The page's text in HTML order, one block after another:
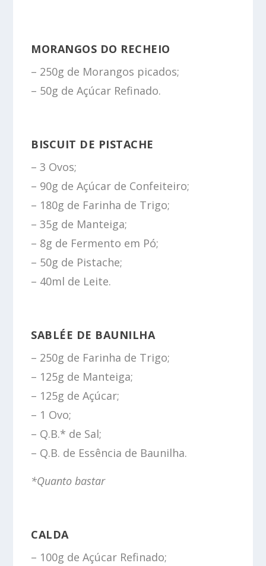
MORANGOS DO RECHEIO
– 250g de Morangos picados;
– 50g de Açúcar Refinado.
BISCUIT DE PISTACHE
– 3 Ovos;
– 90g de Açúcar de Confeiteiro;
– 180g de Farinha de Trigo;
– 35g de Manteiga;
– 8g de Fermento em Pó;
– 50g de Pistache;
– 40ml de Leite.
SABLÉE DE BAUNILHA
– 250g de Farinha de Trigo;
– 125g de Manteiga;
– 125g de Açúcar;
– 1 Ovo;
– Q.B.* de Sal;
– Q.B. de Essência de Baunilha.
*Quanto bastar
CALDA
– 100g de Açúcar Refinado;